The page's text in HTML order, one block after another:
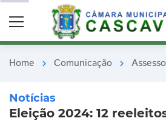
Home chevron_right Comunicação chevron_right
Notícias
Eleição 2024: 12